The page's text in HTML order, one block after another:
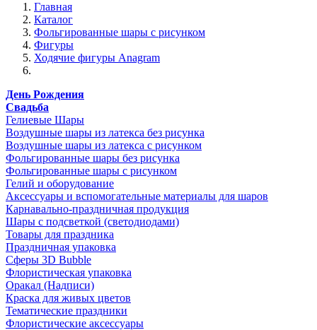
Главная
Каталог
Фольгированные шары с рисунком
Фигуры
Ходячие фигуры Anagram
День Рождения
Свадьба
Гелиевые Шары
Воздушные шары из латекса без рисунка
Воздушные шары из латекса с рисунком
Фольгированные шары без рисунка
Фольгированные шары с рисунком
Гелий и оборудование
Аксессуары и вспомогательные материалы для шаров
Карнавально-праздничная продукция
Шары с подсветкой (светодиодами)
Товары для праздника
Праздничная упаковка
Сферы 3D Bubble
Флористическая упаковка
Оракал (Надписи)
Краска для живых цветов
Тематические праздники
Флористические аксессуары